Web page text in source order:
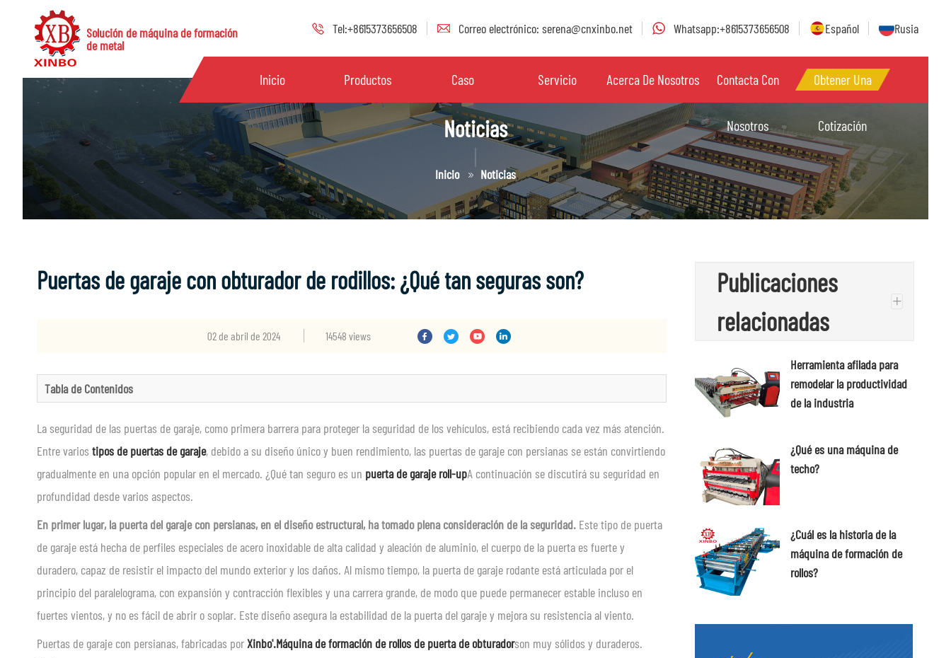
Solución de máquina de formación
de metal
Tel:+8615373656508 Correo electrónico: serena@cnxinbo.net Whatsapp:+8615373656508 Español Rusia
Inicio Productos Caso Servicio Acerca De Nosotros Contacta Con
Nosotros
Obtener Una
Cotización
Noticias
Inicio Noticias
Puertas de garaje con obturador de rodillos: ¿Qué tan seguras son?
02 de abril de 2024 14548 views
Tabla de Contenidos
La seguridad de las puertas de garaje, como primera barrera para proteger la seguridad de los vehículos, está recibiendo cada vez más atención.
Entre varios tipos de puertas de garaje, debido a su diseño único y buen rendimiento, las puertas de garaje con persianas se están convirtiendo
gradualmente en una opción popular en el mercado. ¿Qué tan seguro es un puerta de garaje roll-upA continuación se discutirá su seguridad en
profundidad desde varios aspectos.
En primer lugar, la puerta del garaje con persianas, en el diseño estructural, ha tomadoplena consideración de la seguridad. Este tipo de puerta
de garaje está hecha de perfiles especiales de acero inoxidable de alta calidad y aleación de aluminio, el cuerpo de la puerta es fuerte y
duradero, capaz de resistir el impacto del mundo exterior y los daños. Al mismo tiempo, la puerta de garaje rodante está articulada por el
principio del paralelograma, con expansión y contracción flexibles y una carrera grande, de modo que puede permanecer estable incluso en
fuertes vientos, y no es fácil de abrir o soplar. Este diseño asegura la estabilidad de la puerta del garaje y mejora su resistencia al viento.
Puertas de garaje con persianas, fabricadas porXinbo'.Máquina de formación de rollos de puerta de obturadorson muy sólidos y duraderos.
Publicaciones
relacionadas
+
Herramienta afilada para
remodelar la productividad
de la industria
¿Qué es una máquina de
techo?
¿Cuál es la historia de la
máquina de formación de
rollos?